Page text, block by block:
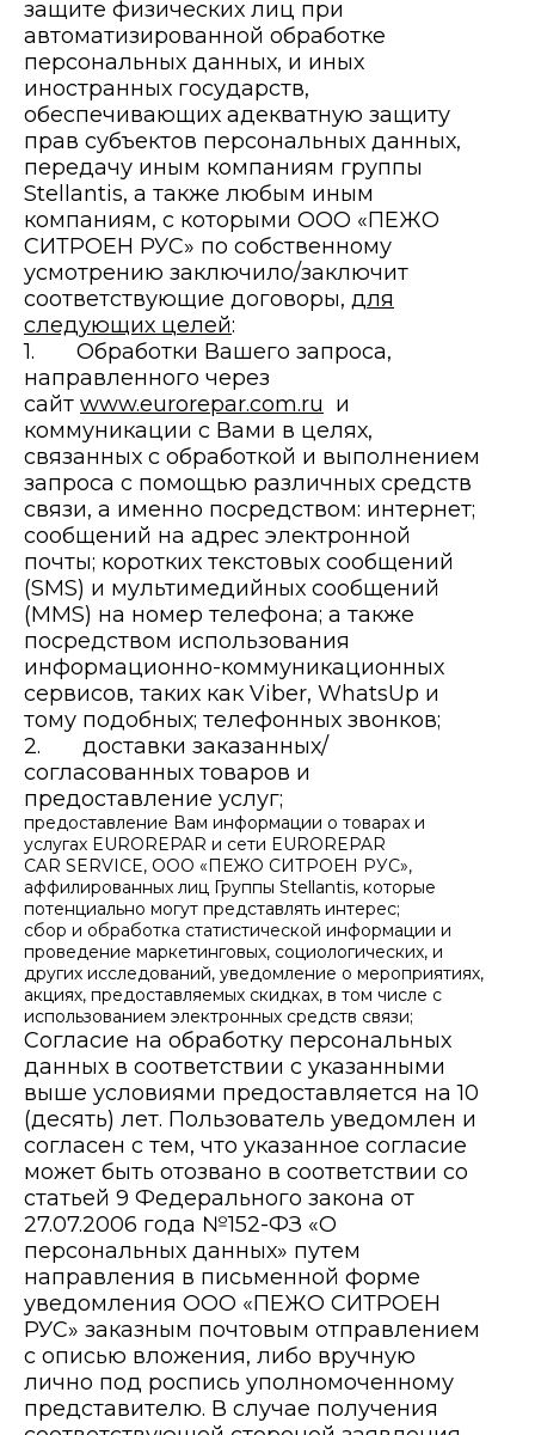
защите физических лиц при
автоматизированной обработке
персональных данных, и иных
иностранных государств,
обеспечивающих адекватную защиту
прав субъектов персональных данных,
передачу иным компаниям группы
Stellantis, а также любым иным
компаниям, с которыми ООО «ПЕЖО
СИТРОЕН РУС» по собственному
усмотрению заключило/заключит
соответствующие договоры, для
следующих целей:
1. Обработки Вашего запроса,
направленного через
сайт www.eurorepar.com.ru и
коммуникации с Вами в целях,
связанных с обработкой и выполнением
запроса с помощью различных средств
связи, а именно посредством: интернет;
сообщений на адрес электронной
почты; коротких текстовых сообщений
(SMS) и мультимедийных сообщений
(MMS) на номер телефона; а также
посредством использования
информационно-коммуникационных
сервисов, таких как Viber, WhatsUp и
тому подобных; телефонных звонков;
2. доставки заказанных/
согласованных товаров и
предоставление услуг;
предоставление Вам информации о товарах и
услугах EUROREPAR и сети EUROREPAR
CAR SERVICE, ООО «ПЕЖО СИТРОЕН РУС»,
аффилированных лиц Группы Stellantis, которые
потенциально могут представлять интерес;
сбор и обработка статистической информации и
проведение маркетинговых, социологических, и
других исследований, уведомление о мероприятиях,
акциях, предоставляемых скидках, в том числе с
использованием электронных средств связи;
Согласие на обработку персональных
данных в соответствии с указанными
выше условиями предоставляется на 10
(десять) лет. Пользователь уведомлен и
согласен с тем, что указанное согласие
может быть отозвано в соответствии со
статьей 9 Федерального закона от
27.07.2006 года №152-ФЗ «О
персональных данных» путем
направления в письменной форме
уведомления ООО «ПЕЖО СИТРОЕН
РУС» заказным почтовым отправлением
с описью вложения, либо вручную
лично под роспись уполномоченному
представителю. В случае получения